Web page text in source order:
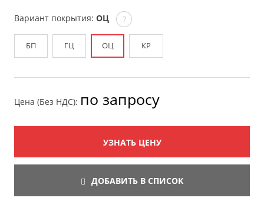
Вариант покрытия: ОЦ ?
БП ГЦ ОЦ КР
Цена (Без НДС): по запросу
УЗНАТЬ ЦЕНУ
ДОБАВИТЬ В СПИСОК